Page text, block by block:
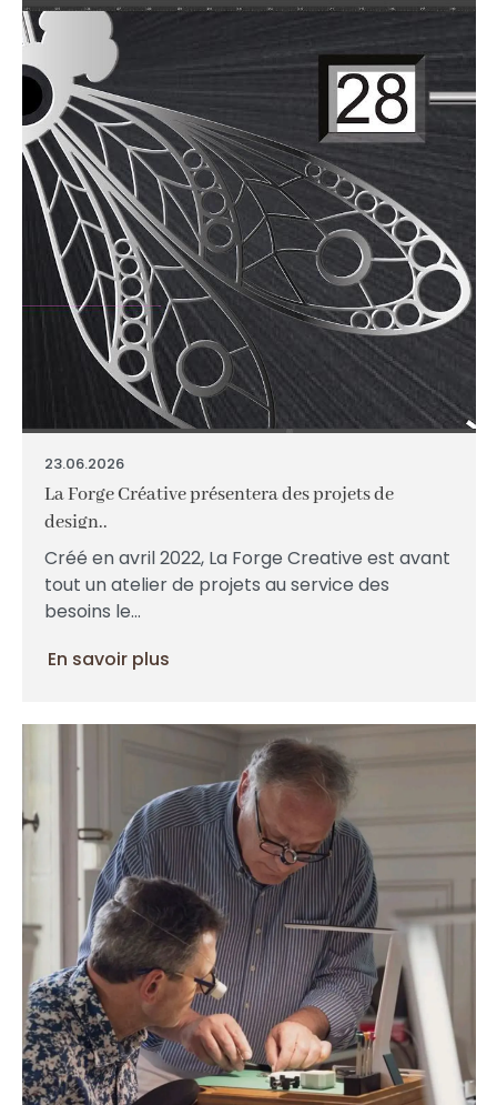
23.06.2026
La Forge Créative présentera des projets de
design..
Créé en avril 2022, La Forge Creative est avant
tout un atelier de projets au service des
besoins le...
En savoir plus